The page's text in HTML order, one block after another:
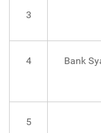
3
4
Bank
5